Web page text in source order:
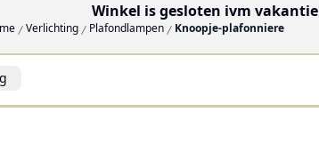
Winkel is gesloten ivm
Verlichting Plafondlampen Knoopje-plafonniere